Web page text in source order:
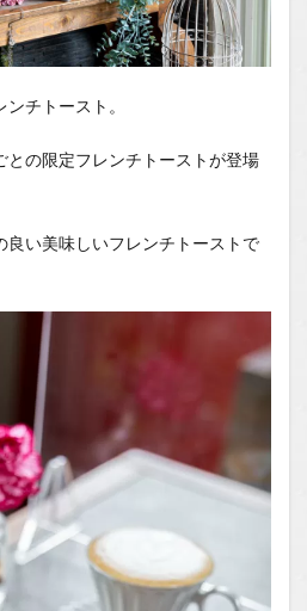
チトースト。
との限定フレンチトーストが登場
良い美味しいフレンチトーストで